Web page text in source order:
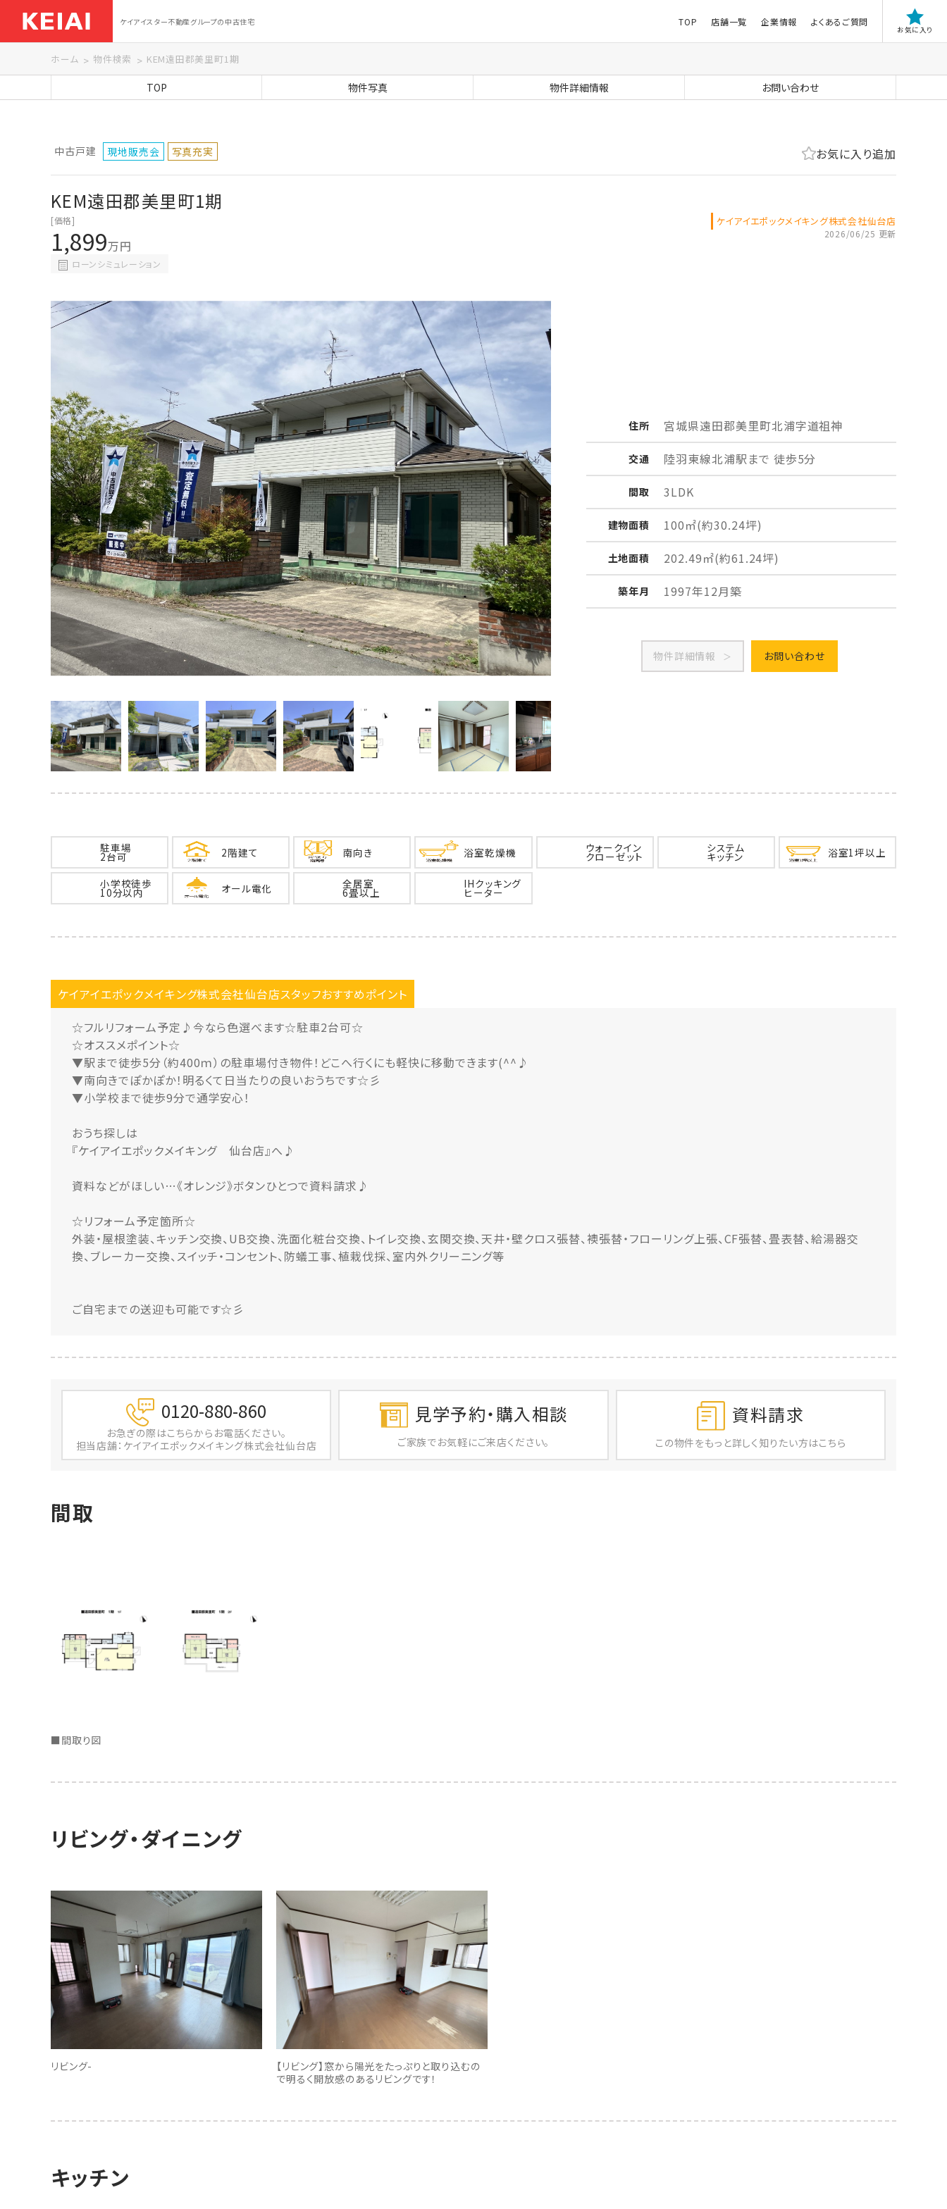
ケイアイスター不動産グループの中古住宅 TOP 店舗一覧 企業情報 よくあるご質問
お気に入り
ホーム 物件検索 KEM遠田郡美里町1期
TOP 物件写真 物件詳細情報 お問い合わせ
中古戸建 現地販売会 写真充実 お気に入り追加
KEM遠田郡美里町1期
[価格]
1,899万円
ローンシミュレーション
ケイアイエポックメイキング株式会社仙台店
2026/06/25 更新
住所 宮城県遠田郡美里町北浦字道祖神
交通 陸羽東線北浦駅まで 徒歩5分
間取 3LDK
建物面積 100㎡(約30.24坪)
土地面積 202.49㎡(約61.24坪)
築年月 1997年12月築
物件詳細情報 お問い合わせ
駐車場
2台可 2階建て 南向き 浴室乾燥機 ウォークイン
クローゼット
システム
キッチン 浴室1坪以上
小学校徒歩
10分以内 オール電化 全居室
6畳以上
IHクッキング
ヒーター
ケイアイエポックメイキング株式会社仙台店スタッフおすすめポイント
☆フルリフォーム予定♪今なら色選べます☆駐車2台可☆
☆オススメポイント☆
▼駅まで徒歩5分（約400ｍ）の駐車場付き物件！どこへ行くにも軽快に移動できます(^^♪
▼南向きでぽかぽか！明るくて日当たりの良いおうちです☆彡
▼小学校まで徒歩9分で通学安心！
おうち探しは
『ケイアイエポックメイキング 仙台店』へ♪
資料などがほしい…《オレンジ》ボタンひとつで資料請求♪
☆リフォーム予定箇所☆
外装・屋根塗装、キッチン交換、UB交換、洗面化粧台交換、トイレ交換、玄関交換、天井・壁クロス張替、襖張替・フローリング上張、CF張替、畳表替、給湯器交
換、ブレーカー交換、スイッチ・コンセント、防蟻工事、植栽伐採、室内外クリーニング等
ご自宅までの送迎も可能です☆彡
0120-880-860
お急ぎの際はこちらからお電話ください。
担当店舗：ケイアイエポックメイキング株式会社仙台店
見学予約・購入相談
ご家族でお気軽にご来店ください。
資料請求
この物件をもっと詳しく 知りたい方はこちら
間取
■間取り図
リビング・ダイニング
リビング-
【リビング】窓から陽光をたっぷりと取り込むの
で明るく開放感のあるリビングです！
キッチン